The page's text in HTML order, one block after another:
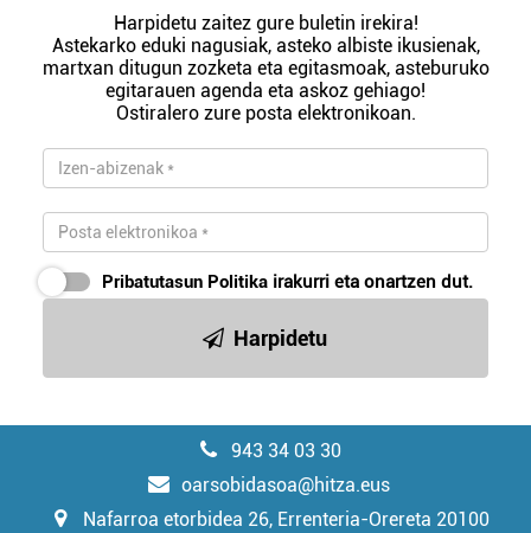
Harpidetu zaitez gure buletin irekira!
Astekarko eduki nagusiak, asteko albiste ikusienak,
martxan ditugun zozketa eta egitasmoak, asteburuko
egitarauen agenda eta askoz gehiago!
Ostiralero zure posta elektronikoan.
Pribatutasun Politika irakurri eta onartzen dut.
Harpidetu
943 34 03 30
oarsobidasoa@hitza.eus
Nafarroa etorbidea 26, Errenteria-Orereta 20100